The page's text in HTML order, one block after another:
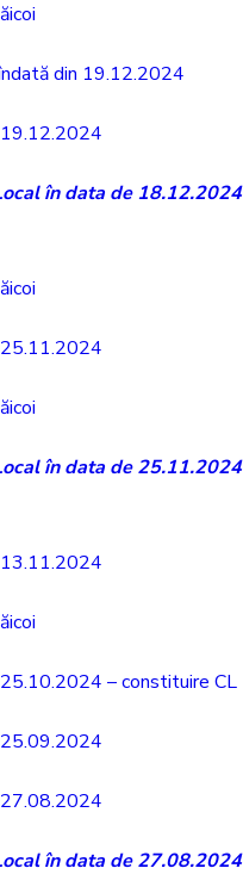
din 19.12.2024
19.12.2024
în data de 18.12.2024
25.11.2024
în data de 25.11.2024
13.11.2024
– constituire CL
25.09.2024
27.08.2024
în data de 27.08.2024